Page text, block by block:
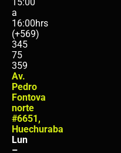
a
16:00hrs
(+569)
345
75
359
Av.
Pedro
Fontova
norte
#6651,
Huechuraba
Lun
–